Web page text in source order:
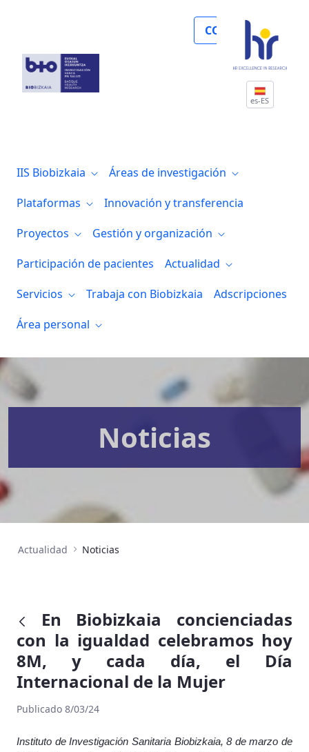
COLABORA
es-ES
IIS Biobizkaia
Áreas de investigación
Plataformas
Innovación y transferencia
Proyectos
Gestión y organización
Participación de pacientes
Actualidad
Servicios
Trabaja con Biobizkaia
Adscripciones
Área personal
Noticias
Actualidad Noticias
En Biobizkaia concienciadas
con la igualdad celebramos hoy
8M, y cada día, el Día
Internacional de la Mujer
Publicado 8/03/24
Instituto de Investigación Sanitaria Biobizkaia, 8 de marzo de